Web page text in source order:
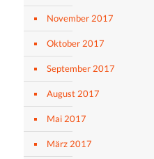
November 2017
Oktober 2017
September 2017
August 2017
Mai 2017
März 2017